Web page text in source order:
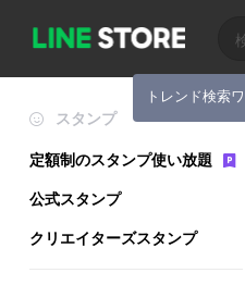
トレンド検索
スタンプ
定額制のスタンプ使い放題
公式スタンプ
クリエイターズスタンプ